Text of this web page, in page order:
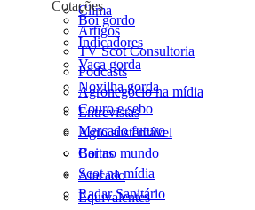
Clima
Artigos
TV Scot Consultoria
Podcasts
Agronegócio na mídia
Entrevistas
Agro sustentável
Cartas
Scot na mídia
Radar Sanitário
Cotações
Boi gordo
Indicadores
Vaca gorda
Novilha gorda
Couro e sebo
Mercado futuro
Boi no mundo
Atacado
Equivalentes